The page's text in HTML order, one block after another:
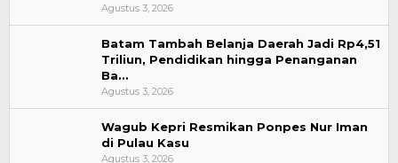
Agustus 3, 2026
Batam Tambah Belanja Daerah Jadi Rp4,51
Triliun, Pendidikan hingga Penanganan
Ba…
Agustus 3, 2026
Wagub Kepri Resmikan Ponpes Nur Iman
di Pulau Kasu
Agustus 3, 2026